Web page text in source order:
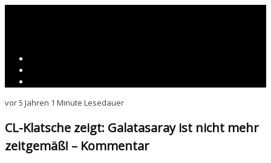
vor 5 Jahren 1 Minute Lesedauer
CL-Klatsche zeigt: Galatasaray ist nicht mehr
zeitgemäß! – Kommentar